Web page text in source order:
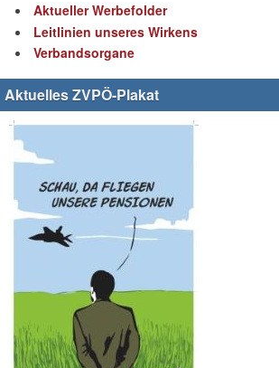
Aktueller Werbefolder
Leitlinien unseres Wirkens
Verbandsorgane
Aktuelles ZVPÖ-Plakat